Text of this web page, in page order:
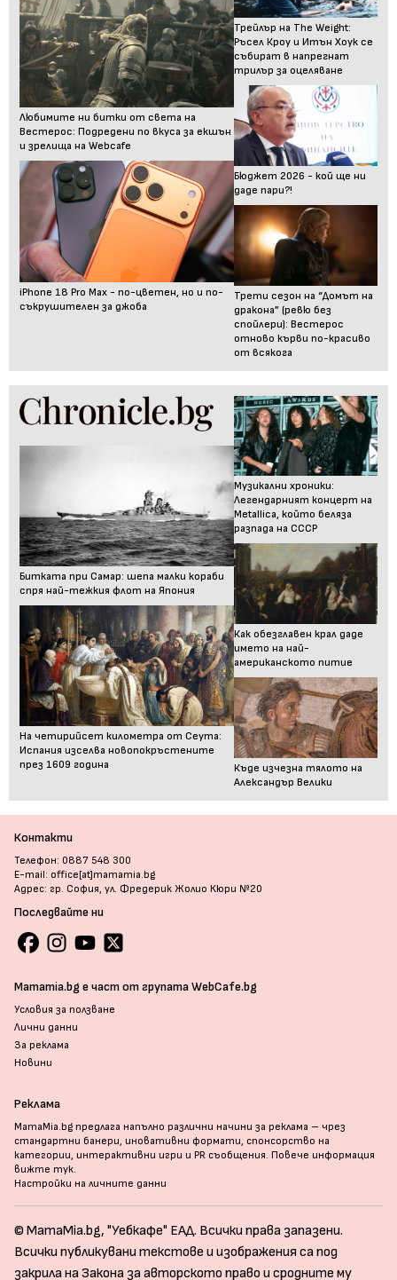
Любимите ни битки от света на
Вестерос: Подредени по вкуса за екшън
и зрелища на Webcafe
iPhone 18 Pro Max - по-цветен, но и по-
съкрушителен за джоба
Трейлър на The Weight:
Ръсел Кроу и Итън Хоук се
събират в напрегнат
трилър за оцеляване
Бюджет 2026 - кой ще ни
даде пари?!
Трети сезон на “Домът на
дракона” (ревю без
спойлери): Вестерос
отново кърви по-красиво
от всякога
Битката при Самар: шепа малки кораби
спря най-тежкия флот на Япония
На четирийсет километра от Сеута:
Испания изселва новопокръстените
през 1609 година
Музикални хроники:
Легендарният концерт на
Metallica, който беляза
разпада на СССР
Как обезглавен крал даде
името на най-
американското питие
Къде изчезна тялото на
Александър Велики
Контакти
Телефон: 0887 548 300
E-mail: office[at]mamamia.bg
Адрес: гр. София, ул. Фредерик Жолио Кюри №20
Последвайте ни
Mamamia.bg е част от групата WebCafe.bg
Условия за ползване
Лични данни
За реклама
Новини
Реклама
MamaMia.bg предлага напълно различни начини за реклама – чрез
стандартни банери, иновативни формати, спонсорство на
категории, интерактивни игри и PR съобщения. Повече информация
вижте тук.
Настройки на личните данни
© MamaMia.bg, "Уебкафе" ЕАД. Всички права запазени.
Всички публикувани текстове и изображения са под
закрила на Закона за авторското право и сродните му